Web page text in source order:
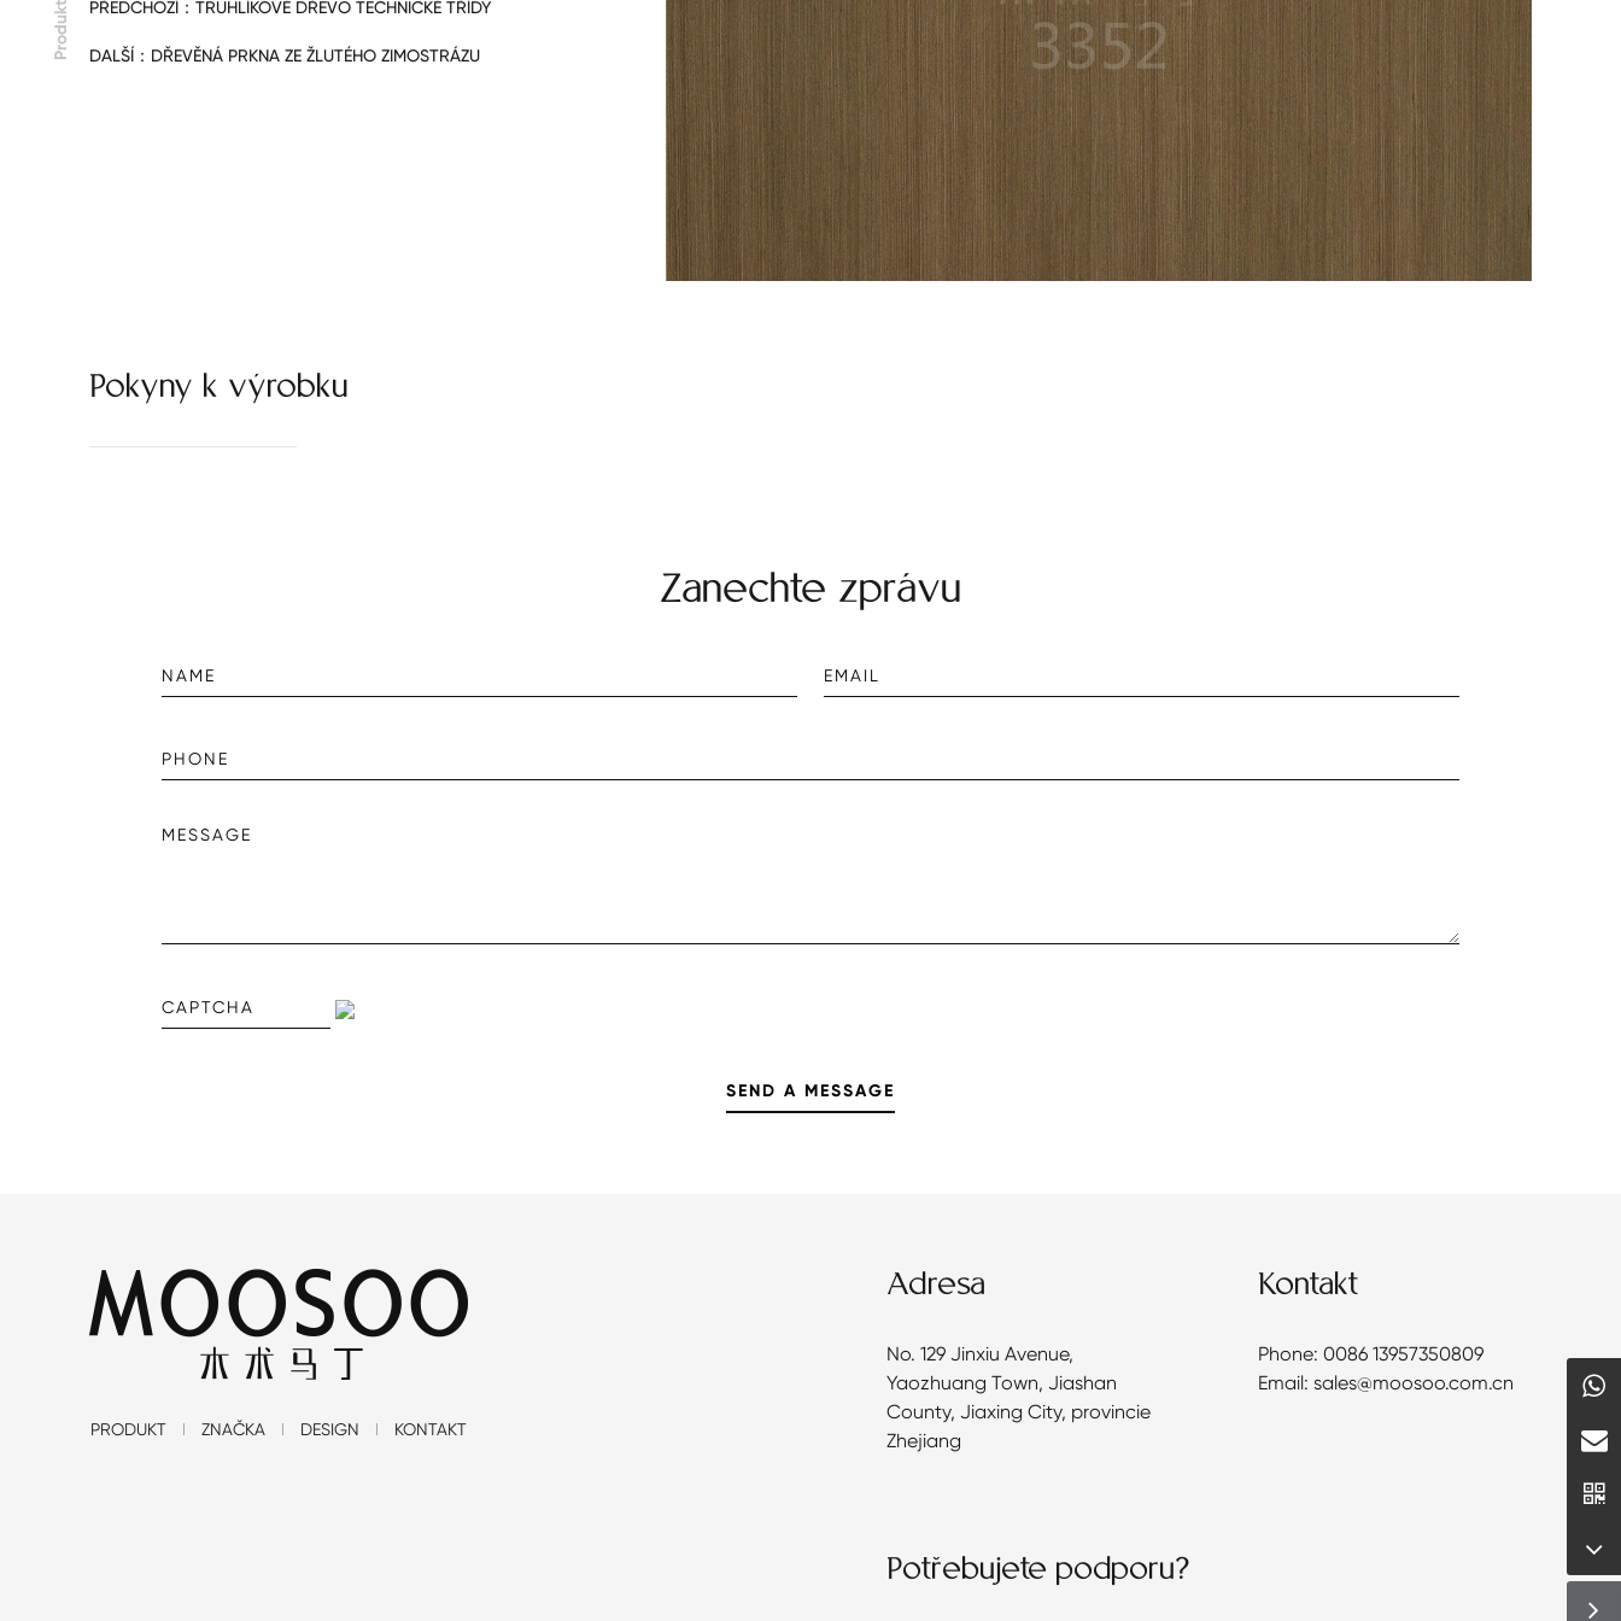
Produkt PŘEDCHOZÍ： TRUHLÍKOVÉ DŘEVO TECHNICKÉ TŘÍDY
DALŠÍ： DŘEVĚNÁ PRKNA ZE ŽLUTÉHO ZIMOSTRÁZU
Pokyny k výrobku
Zanechte zprávu
PRODUKT ZNAČKA DESIGN KONTAKT
Adresa
No. 129 Jinxiu Avenue,
Yaozhuang Town, Jiashan
County, Jiaxing City, provincie
Zhejiang
Kontakt
Phone: 0086 13957350809
Email: sales@moosoo.com.cn
Potřebujete podporu?